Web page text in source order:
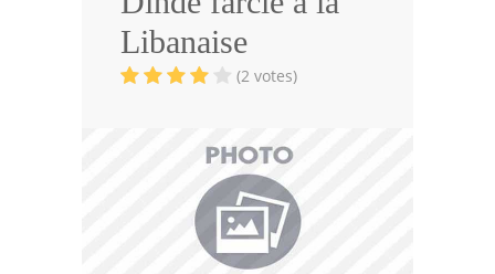
Volailles
Cuisines Orientales
Recettes marocaine
Cuisine Algérienne
Cuisine Tunisienne
Libanaise
(2 votes)